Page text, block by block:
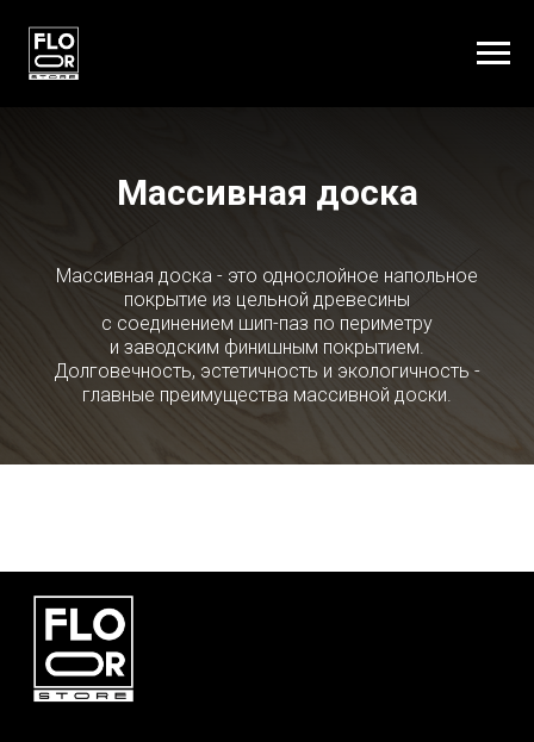
Массивная доска
Массивная доска - это однослойное напольное
покрытие из цельной древесины
с соединением шип-паз по периметру
и заводским финишным покрытием.
Долговечность, эстетичность и экологичность -
главные преимущества массивной доски.